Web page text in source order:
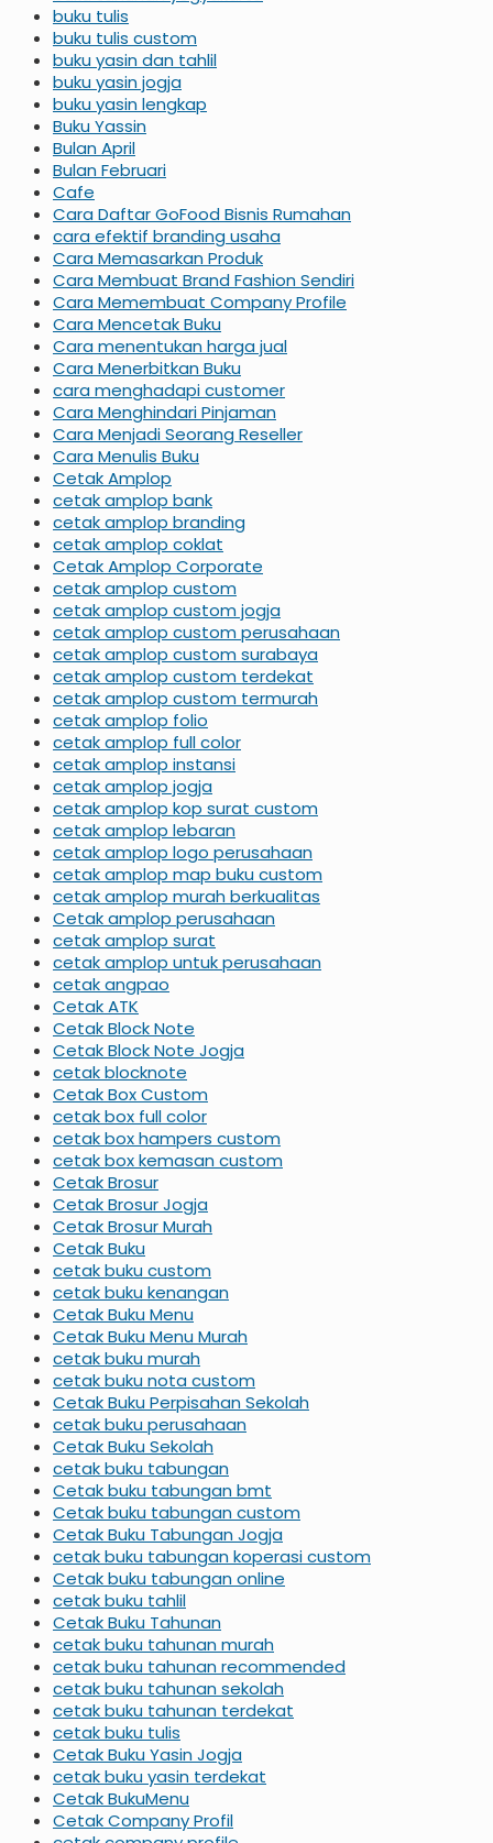
buku tulis
buku tulis custom
buku yasin dan tahlil
buku yasin jogja
buku yasin lengkap
Buku Yassin
Bulan April
Bulan Februari
Cafe
Cara Daftar GoFood Bisnis Rumahan
cara efektif branding usaha
Cara Memasarkan Produk
Cara Membuat Brand Fashion Sendiri
Cara Memembuat Company Profile
Cara Mencetak Buku
Cara menentukan harga jual
Cara Menerbitkan Buku
cara menghadapi customer
Cara Menghindari Pinjaman
Cara Menjadi Seorang Reseller
Cara Menulis Buku
Cetak Amplop
cetak amplop bank
cetak amplop branding
cetak amplop coklat
Cetak Amplop Corporate
cetak amplop custom
cetak amplop custom jogja
cetak amplop custom perusahaan
cetak amplop custom surabaya
cetak amplop custom terdekat
cetak amplop custom termurah
cetak amplop folio
cetak amplop full color
cetak amplop instansi
cetak amplop jogja
cetak amplop kop surat custom
cetak amplop lebaran
cetak amplop logo perusahaan
cetak amplop map buku custom
cetak amplop murah berkualitas
Cetak amplop perusahaan
cetak amplop surat
cetak amplop untuk perusahaan
cetak angpao
Cetak ATK
Cetak Block Note
Cetak Block Note Jogja
cetak blocknote
Cetak Box Custom
cetak box full color
cetak box hampers custom
cetak box kemasan custom
Cetak Brosur
Cetak Brosur Jogja
Cetak Brosur Murah
Cetak Buku
cetak buku custom
cetak buku kenangan
Cetak Buku Menu
Cetak Buku Menu Murah
cetak buku murah
cetak buku nota custom
Cetak Buku Perpisahan Sekolah
cetak buku perusahaan
Cetak Buku Sekolah
cetak buku tabungan
Cetak buku tabungan bmt
Cetak buku tabungan custom
Cetak Buku Tabungan Jogja
cetak buku tabungan koperasi custom
Cetak buku tabungan online
cetak buku tahlil
Cetak Buku Tahunan
cetak buku tahunan murah
cetak buku tahunan recommended
cetak buku tahunan sekolah
cetak buku tahunan terdekat
cetak buku tulis
Cetak Buku Yasin Jogja
cetak buku yasin terdekat
Cetak BukuMenu
Cetak Company Profil